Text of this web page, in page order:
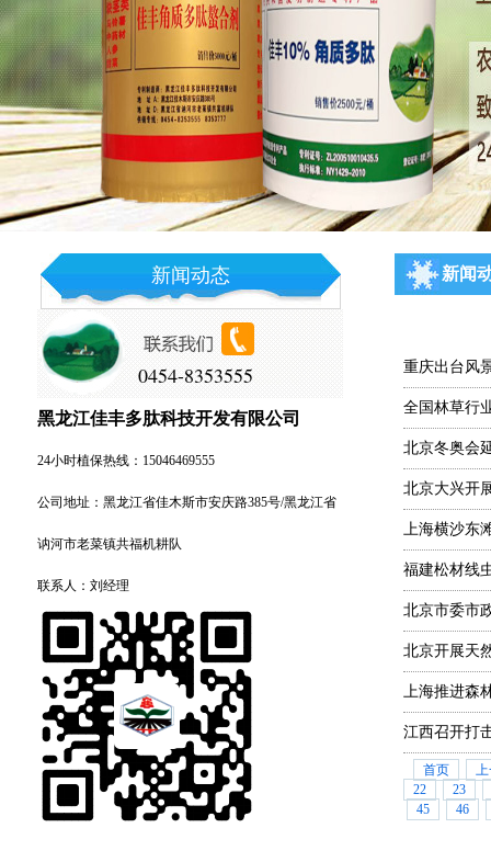
新闻动态
0454-8353555
黑龙江佳丰多肽科技开发有限公司
24小时植保热线：15046469555
公司地址：黑龙江省佳木斯市安庆路385号/黑龙江省
讷河市老菜镇共福机耕队
联系人：刘经理
新闻
重庆出台风
全国林草行
北京冬奥会
北京大兴开
上海横沙东
福建松材线
北京市委市
北京开展天
上海推进森
江西召开打
首页
上
22
23
45
46